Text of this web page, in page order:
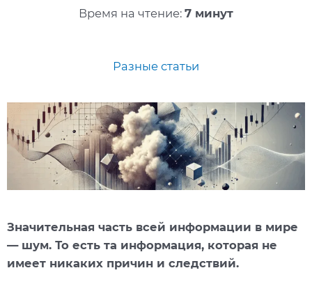
Время на чтение: 7 минут
Разные статьи
Значительная часть всей информации в мире
— шум. То есть та информация, которая не
имеет никаких причин и следствий.